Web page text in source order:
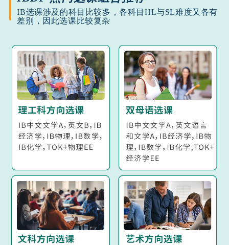
IB选课涉及的科目比较多，各科目HL与SL难度又各有
差别，因此选课比较复杂